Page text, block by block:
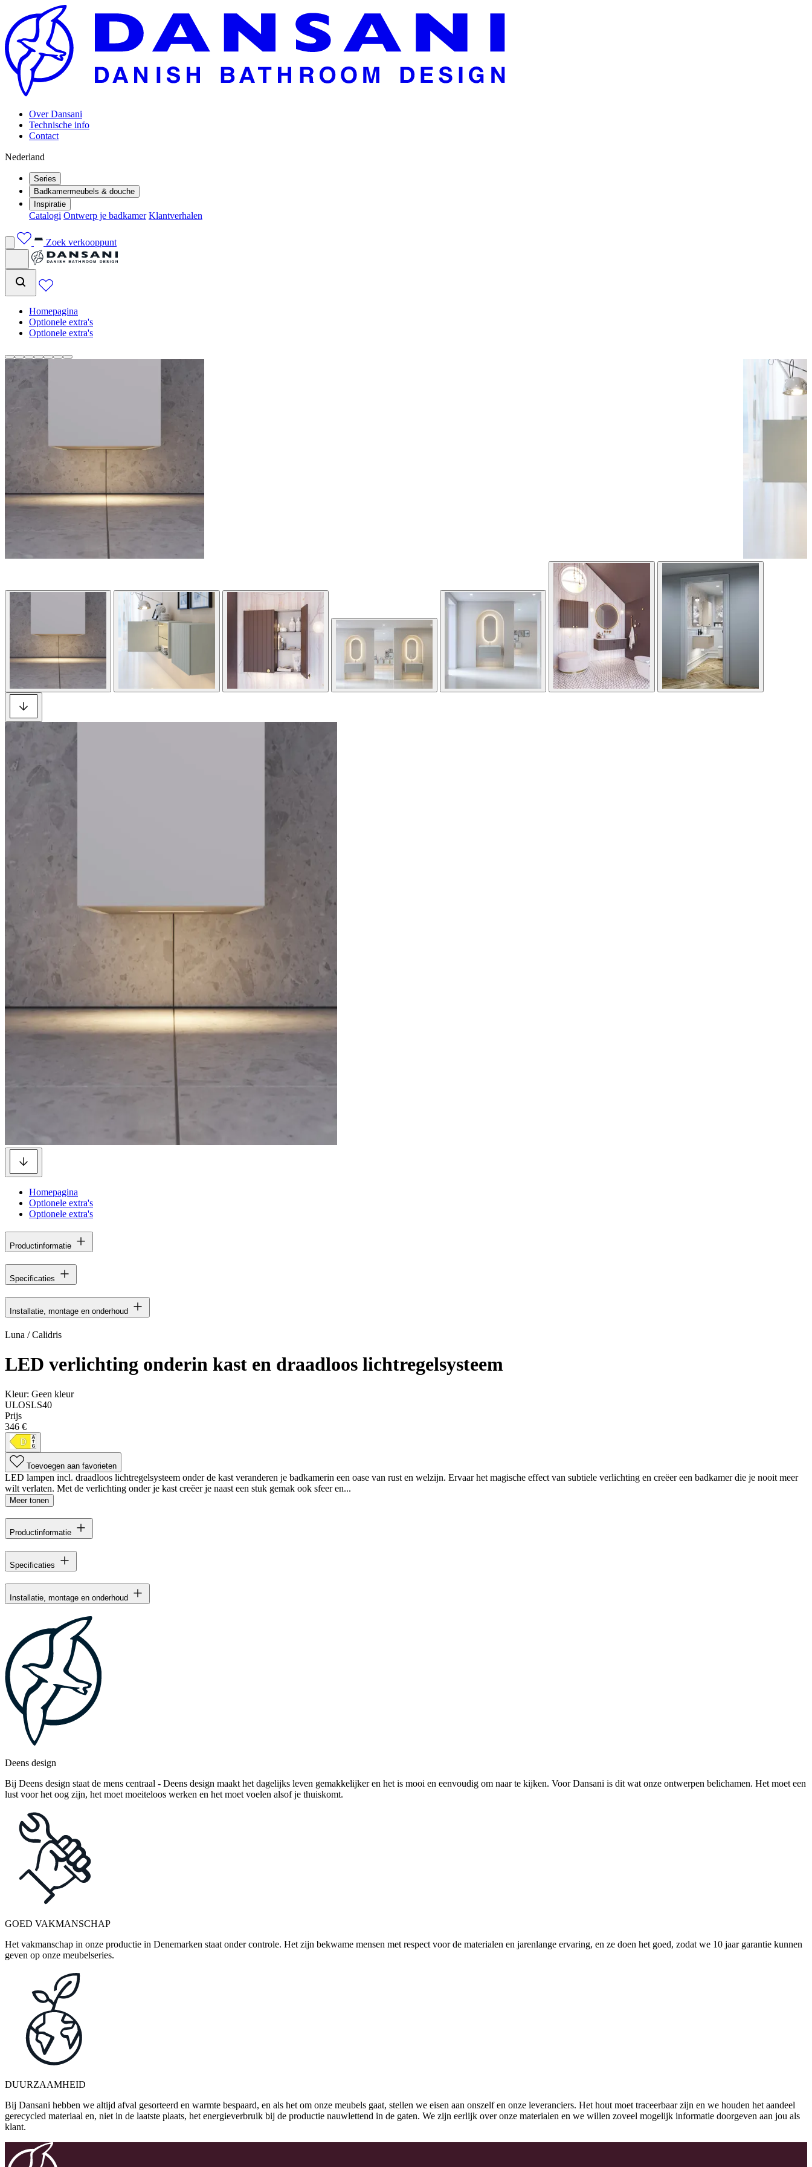
Over Dansani
Technische info
Contact
Nederland
Series
Badkamermeubels & douche
Inspiratie
Catalogi Ontwerp je badkamer Klantverhalen
Zoek verkooppunt
Homepagina
Optionele extra's
Optionele extra's
Homepagina
Optionele extra's
Optionele extra's
Productinformatie
Specificaties
Installatie, montage en onderhoud
Luna / Calidris
LED verlichting onderin kast en draadloos lichtregelsysteem
Kleur: Geen kleur
ULOSLS40
Prijs
346 €
Toevoegen aan favorieten
LED lampen incl. draadloos lichtregelsysteem onder de kast veranderen je badkamerin een oase van rust en welzijn. Ervaar het magische effect van subtiele verlichting en creëer een badkamer die je nooit meer
wilt verlaten. Met de verlichting onder je kast creëer je naast een stuk gemak ook sfeer en...
Meer tonen
Productinformatie
Specificaties
Installatie, montage en onderhoud
Deens design
Bij Deens design staat de mens centraal - Deens design maakt het dagelijks leven gemakkelijker en het is mooi en eenvoudig om naar te kijken. Voor Dansani is dit wat onze ontwerpen belichamen. Het moet een
lust voor het oog zijn, het moet moeiteloos werken en het moet voelen alsof je thuiskomt.
GOED VAKMANSCHAP
Het vakmanschap in onze productie in Denemarken staat onder controle. Het zijn bekwame mensen met respect voor de materialen en jarenlange ervaring, en ze doen het goed, zodat we 10 jaar garantie kunnen
geven op onze meubelseries.
DUURZAAMHEID
Bij Dansani hebben we altijd afval gesorteerd en warmte bespaard, en als het om onze meubels gaat, stellen we eisen aan onszelf en onze leveranciers. Het hout moet traceerbaar zijn en we houden het aandeel
gerecycled materiaal en, niet in de laatste plaats, het energieverbruik bij de productie nauwlettend in de gaten. We zijn eerlijk over onze materialen en we willen zoveel mogelijk informatie doorgeven aan jou als
klant.